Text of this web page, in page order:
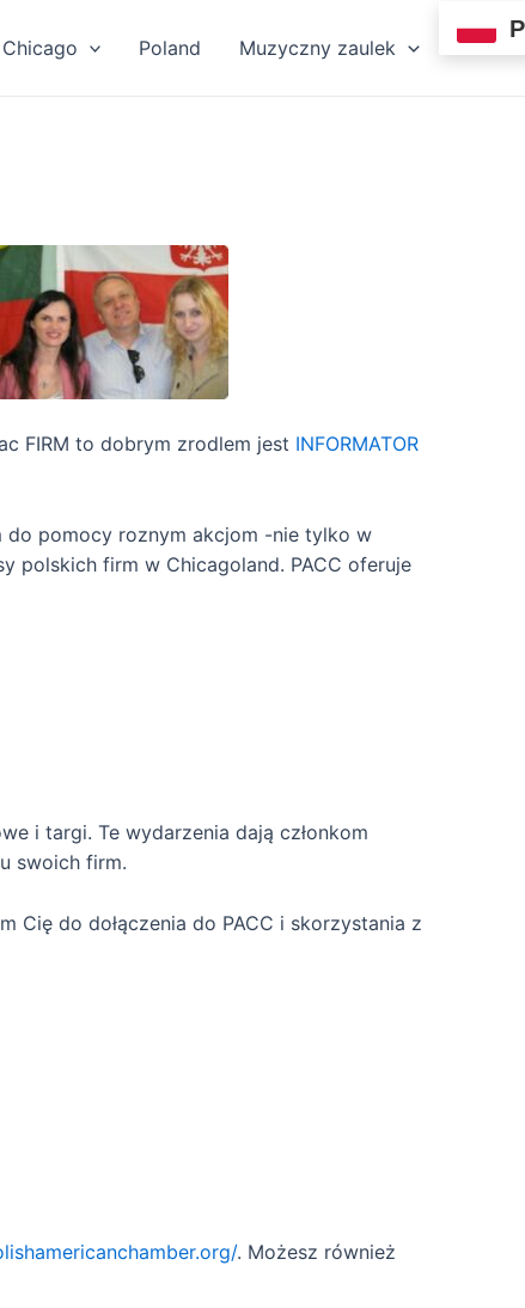
Chicago Poland Muzyczny zaulek
FIRM to dobrym zrodlem jest INFORMATOR
do pomocy roznym akcjom -nie tylko w
polskich firm w Chicagoland. PACC oferuje
i targi. Te wydarzenia dają członkom
swoich firm.
Cię do dołączenia do PACC i skorzystania z
. Możesz również